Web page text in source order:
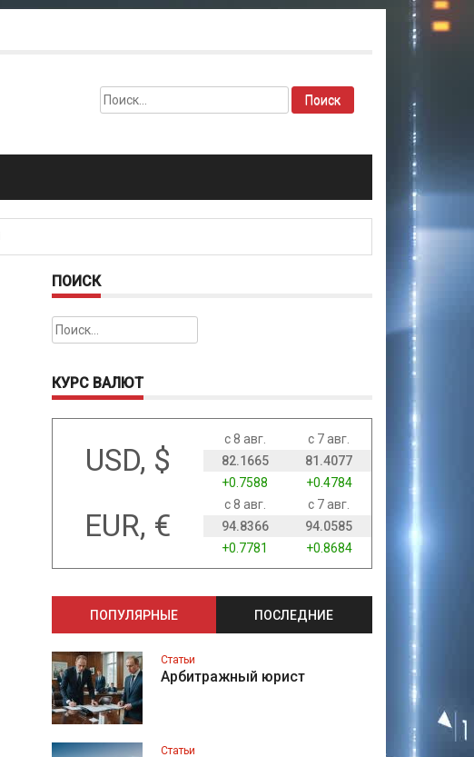
Найти:
ПОИСК
Найти:
КУРС ВАЛЮТ
USD, $
с 8 авг.
с 7 авг.
82.1665
81.4077
+0.7588
+0.4784
EUR, €
с 8 авг.
с 7 авг.
94.8366
94.0585
+0.7781
+0.8684
ПОПУЛЯРНЫЕ ПОСЛЕДНИЕ
Статьи
Арбитражный юрист
Статьи